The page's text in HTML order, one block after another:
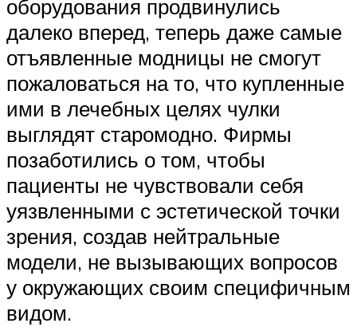
оборудования продвинулись
далеко вперед, теперь даже самые
отъявленные модницы не смогут
пожаловаться на то, что купленные
ими в лечебных целях чулки
выглядят старомодно. Фирмы
позаботились о том, чтобы
пациенты не чувствовали себя
уязвленными с эстетической точки
зрения, создав нейтральные
модели, не вызывающих вопросов
у окружающих своим специфичным
видом.